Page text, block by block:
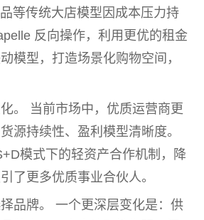
等传统大店模型因成本压力持
反向操作，利用更优的租金
模型，打造场景化购物空间，
。 当前市场中，优质运营商更
源持续性、盈利模型清晰度。
模式下的轻资产合作机制，降
了更多优质事业合伙人。
品牌。 一个更深层变化是：供